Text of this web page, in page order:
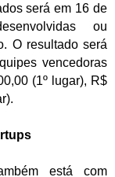
será em 16 de
ou
O resultado será
vencedoras
(1º lugar), R$
está com